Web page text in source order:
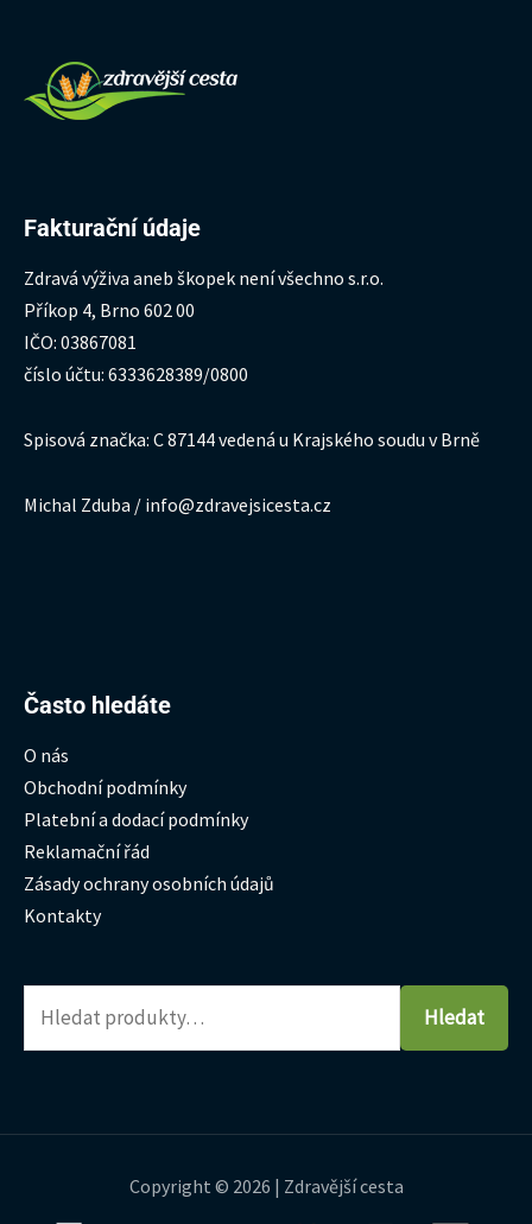
Fakturační údaje
Zdravá výživa aneb škopek není všechno s.r.o.
Příkop 4, Brno 602 00
IČO: 03867081
číslo účtu: 6333628389/0800
Spisová značka: C 87144 vedená u Krajského soudu v Brně
Michal Zduba / info@zdravejsicesta.cz
Často hledáte
O nás
Obchodní podmínky
Platební a dodací podmínky
Reklamační řád
Zásady ochrany osobních údajů
Kontakty
Hledat:
Hledat
Copyright © 2026 | Zdravější cesta